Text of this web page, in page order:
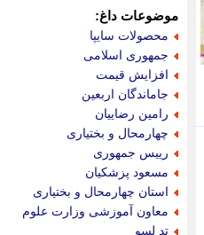
موضوعات داغ:
محصولات سایپا
جمهوری اسلامی
افزایش قیمت
جاماندگان اربعین
رامین رضاییان
چهارمحال و بختیاری
رییس جمهوری
مسعود پزشکیان
استان چهارمحال و بختیاری
معاون آموزشی وزارت علوم
تد لسو